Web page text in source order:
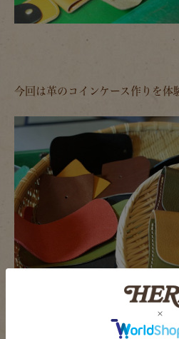
今回は革のコインケース作りを体